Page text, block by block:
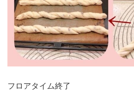
フロアタイム終了